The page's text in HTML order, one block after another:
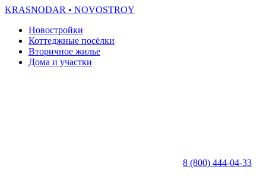
KRASNODAR • NOVOSTROY
Новостройки
Коттеджные посёлки
Вторичное жилье
Дома и участки
8 (800) 444-04-33